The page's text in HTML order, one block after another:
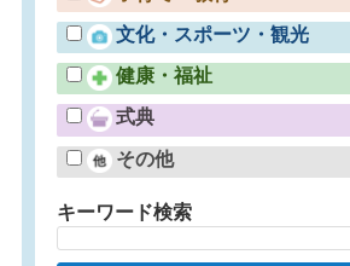
文化・スポーツ・観光
健康・福祉
式典
その他
キーワード検索